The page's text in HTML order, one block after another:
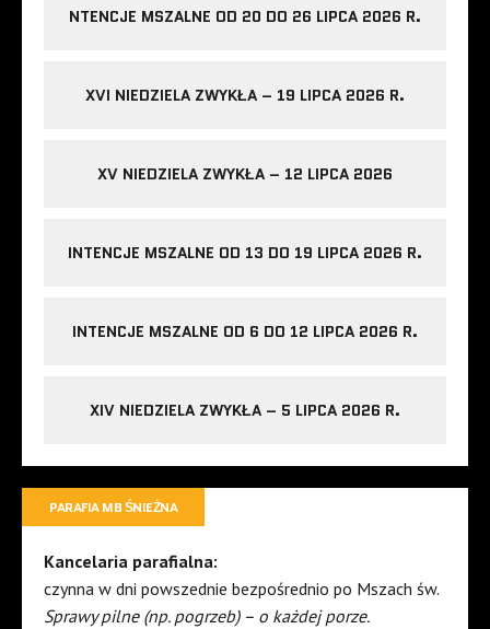
NTENCJE MSZALNE OD 20 DO 26 LIPCA 2026 R.
XVI NIEDZIELA ZWYKŁA – 19 LIPCA 2026 R.
XV NIEDZIELA ZWYKŁA – 12 LIPCA 2026
INTENCJE MSZALNE OD 13 DO 19 LIPCA 2026 R.
INTENCJE MSZALNE OD 6 DO 12 LIPCA 2026 R.
XIV NIEDZIELA ZWYKŁA – 5 LIPCA 2026 R.
PARAFIA MB ŚNIEŻNA
Kancelaria parafialna:
czynna w dni powszednie bezpośrednio po Mszach św.
Sprawy pilne (np. pogrzeb) – o każdej porze.